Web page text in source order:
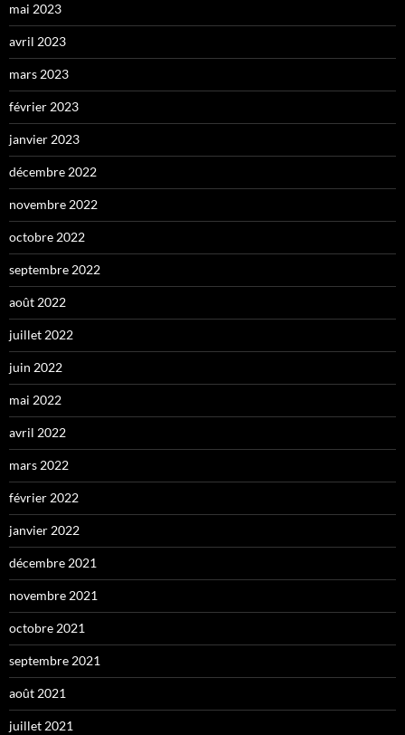
mai 2023
avril 2023
mars 2023
février 2023
janvier 2023
décembre 2022
novembre 2022
octobre 2022
septembre 2022
août 2022
juillet 2022
juin 2022
mai 2022
avril 2022
mars 2022
février 2022
janvier 2022
décembre 2021
novembre 2021
octobre 2021
septembre 2021
août 2021
juillet 2021